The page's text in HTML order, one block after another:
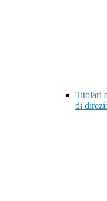
Titolari
di